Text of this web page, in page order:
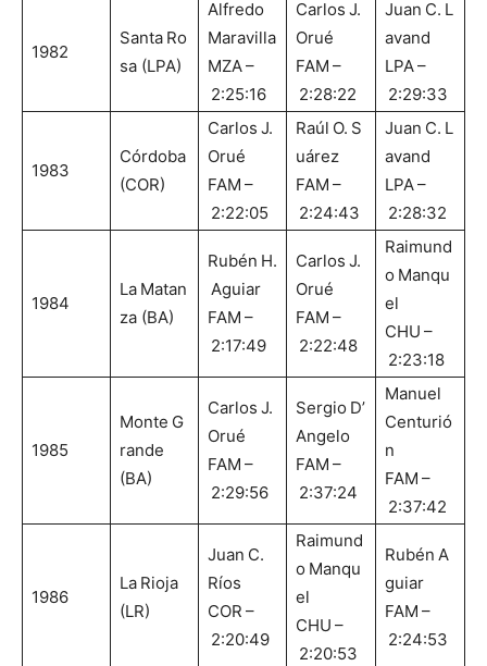
1982
Santa Ro
sa (LPA)
Alfredo
Maravilla
MZA –
2:25:16
Carlos J.
Orué
FAM –
2:28:22
Juan C. L
avand
LPA –
2:29:33
1983
Córdoba
(COR)
Carlos J.
Orué
FAM –
2:22:05
Raúl O. S
uárez
FAM –
2:24:43
Juan C. L
avand
LPA –
2:28:32
1984
La Matan
za (BA)
Rubén H.
Aguiar
FAM –
2:17:49
Carlos J.
Orué
FAM –
2:22:48
Raimund
o Manqu
el
CHU –
2:23:18
1985
Monte G
rande
(BA)
Carlos J.
Orué
FAM –
2:29:56
Sergio D’
Angelo
FAM –
2:37:24
Manuel
Centurió
n
FAM –
2:37:42
1986
La Rioja
(LR)
Juan C.
Ríos
COR –
2:20:49
Raimund
o Manqu
el
CHU –
2:20:53
Rubén A
guiar
FAM –
2:24:53